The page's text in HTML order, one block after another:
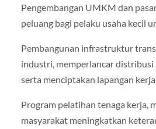
Pengembangan UMKM dan
peluang bagi pelaku usaha kecil
Pembangunan infrastruktur
industri, memperlancar distribusi
serta menciptakan lapangan kerja
Program pelatihan tenaga kerja,
masyarakat meningkatkan